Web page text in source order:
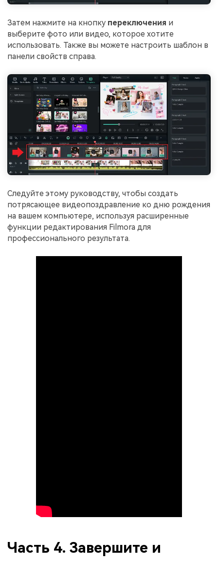
Затем нажмите на кнопку переключения и
выберите фото или видео, которое хотите
использовать. Также вы можете настроить шаблон в
панели свойств справа.
Следуйте этому руководству, чтобы создать
потрясающее видеопоздравление ко дню рождения
на вашем компьютере, используя расширенные
функции редактирования Filmora для
профессионального результата.
Часть 4. Завершите и